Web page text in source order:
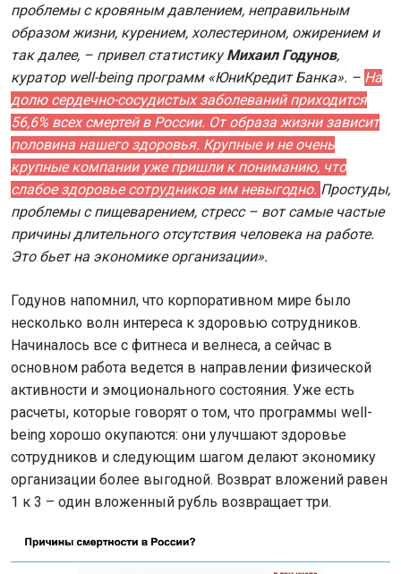
проблемы с кровяным давлением, неправильным
образом жизни, курением, холестерином, ожирением и
так далее, – привел статистикуМихаил Годунов,
куратор well-being программ «ЮниКредит Банка». – На
долю сердечно-сосудистых заболеваний приходится
56,6% всех смертей в России. От образа жизни зависит
половина нашего здоровья. Крупные и не очень
крупные компании уже пришли к пониманию, что
слабое здоровье сотрудников им невыгодно. Простуды,
проблемы с пищеварением, стресс – вот самые частые
причины длительного отсутствия человека на работе.
Это бьет на экономике организации».
Годунов напомнил, что корпоративном мире было
несколько волн интереса к здоровью сотрудников.
Начиналось все с фитнеса и велнеса, а сейчас в
основном работа ведется в направлении физической
активности и эмоционального состояния. Уже есть
расчеты, которые говорят о том, что программы well-
being хорошо окупаются: они улучшают здоровье
сотрудников и следующим шагом делают экономику
организации более выгодной. Возврат вложений равен
1 к 3 – один вложенный рубль возвращает три.